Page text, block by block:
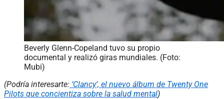
Beverly Glenn-Copeland tuvo su propio
documental y realizó giras mundiales. (Foto:
Mubi)
(Podría interesarte: ‘Clancy’, el nuevo álbum de Twenty One
Pilots que concientiza sobre la salud mental)